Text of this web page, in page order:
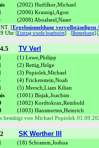
(2002) Hutfilker,Michael
(2006) Krasnigi,Agon
(2008) Aboalseel,Naser
[ Ergebnismeldung vervollständigen
Uhr [Eintrag wurde bearbeitet] [Bemerkung] [
TV Verl
(1) Lewe,Philipp
(2) Rettig,Helge
(3) Popiolek,Michael
(4) Frickenstein,Noah
(5) Mersch,Liam Kilian
(1001) Bisjak,Joachim
(1002) Kordtokrax,Reinhold
(1003) Hansmerten,Heinrich
bestätigt von Michael Popiolek
SK Werther III
(18) Schramm,Joshua